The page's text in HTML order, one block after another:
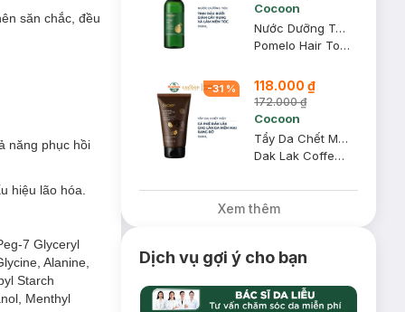
tuyệt vời, giữ
và giảm sản
trở nên săn
khả năng
săn chắc, đều
năng phục hồi
hiệu lão hóa.
7 Glyceryl
Alanine,
Starch
Menthyl
Cocoon
Nước Dưỡng Tóc Cocoon Tinh Dầu Bưởi 310ml
Pomelo Hair Tonic
-31 % 118.000 ₫
172.000 ₫
Cocoon
Tẩy Da Chết Mặt Cocoon Cà Phê Đắk Lắk 150ml
Dak Lak Coffee Face Polish
Xem thêm
Dịch vụ gợi ý cho bạn